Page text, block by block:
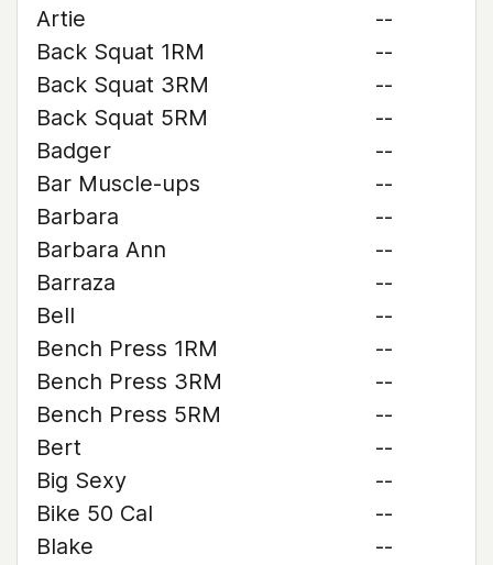
Artie
--
Back Squat 1RM
--
Back Squat 3RM
--
Back Squat 5RM
--
Badger
--
Bar Muscle-ups
--
Barbara
--
Barbara Ann
--
Barraza
--
Bell
--
Bench Press 1RM
--
Bench Press 3RM
--
Bench Press 5RM
--
Bert
--
Big Sexy
--
Bike 50 Cal
--
Blake
--